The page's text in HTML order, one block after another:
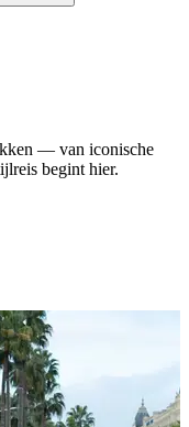
— van iconische
begint hier.